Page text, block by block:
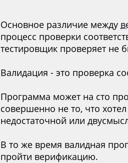
Основное различие между
процесс проверки
тестировщик проверяет не
Валидация - это проверка
Программа может на сто
совершенно не то, что
недостаточной или
В то же время валидная
пройти верификацию.